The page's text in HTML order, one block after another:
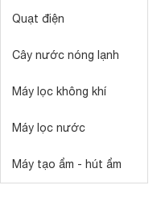
Quạt điện
Cây nước nóng lạnh
Máy lọc không khí
Máy lọc nước
Máy tạo ẩm - hút ẩm